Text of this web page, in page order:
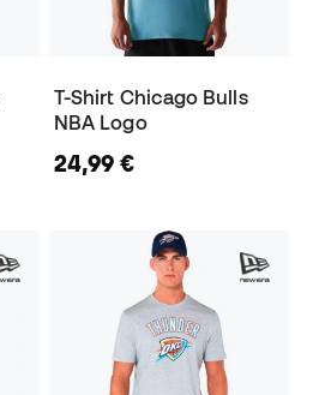
T-Shirt Chicago Bulls
NBA Logo
24,99 €